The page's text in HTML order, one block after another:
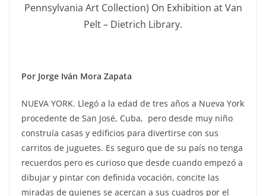
Pennsylvania Art Collection) On Exhibition at Van
Pelt – Dietrich Library.
Por Jorge Iván Mora Zapata
NUEVA YORK. Llegó a la edad de tres años a Nueva York
procedente de San José, Cuba, pero desde muy niño
construía casas y edificios para divertirse con sus
carritos de juguetes. Es seguro que de su país no tenga
recuerdos pero es curioso que desde cuando empezó a
dibujar y pintar con definida vocación, concite las
miradas de quienes se acercan a sus cuadros por el